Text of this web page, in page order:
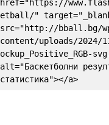
href="https://
etball/"
src="http://bball.bg/
content/uploads/2024/
ockup_Positive_RGB-
alt="Баскетболни
статистика"></a>